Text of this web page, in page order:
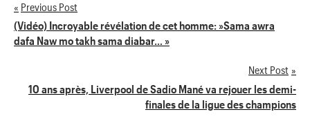
Navigation
de
Previous Post
(Vidéo) Incroyable révélation de cet homme: »Sama awra
dafa Naw mo takh sama diabar… »
Next Post
10 ans après, Liverpool de Sadio Mané va rejouer les demi-
finales de la ligue des champions